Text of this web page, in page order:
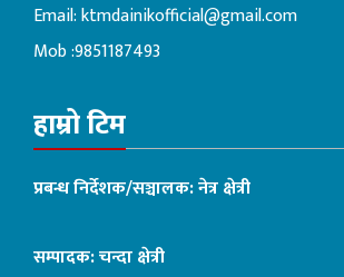
Email:ktmdainikofficial@gmail.com
Mob :9851187493
हाम्रो टिम
प्रबन्ध निर्देशक/सञ्चालक: नेत्र क्षेत्री
सम्पादक: चन्दा क्षेत्री